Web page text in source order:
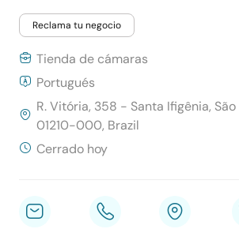
Reclama tu negocio
Tienda de cámaras
Portugués
R. Vitória, 358 - Santa Ifigênia, São
01210-000, Brazil
Cerrado hoy